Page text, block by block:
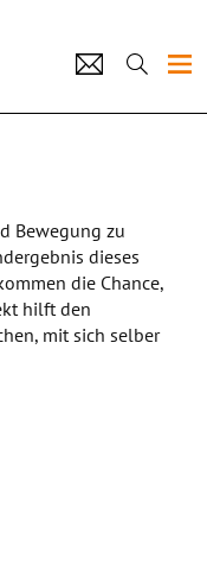
Bewegung zu
dieses
die Chance,
hilft den
mit sich selber
können die